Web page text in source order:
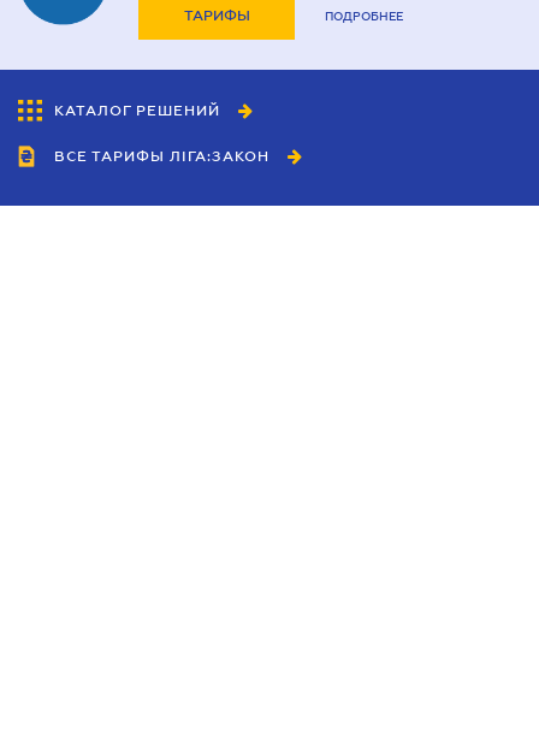
ТАРИФЫ ПОДРОБНЕЕ
КАТАЛОГ РЕШЕНИЙ
ВСЕ ТАРИФЫ ЛІГА:ЗАКОН